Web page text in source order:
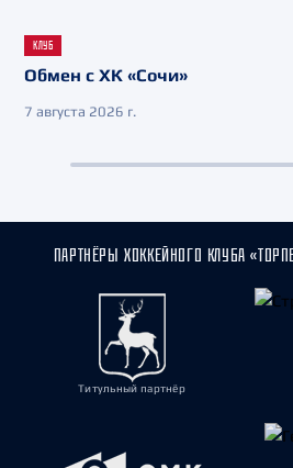
КЛУБ
Обмен с ХК «Сочи»
7 августа 2026 г.
ПАРТНЁРЫ ХОККЕЙНОГО КЛУБА
Титульный партнёр